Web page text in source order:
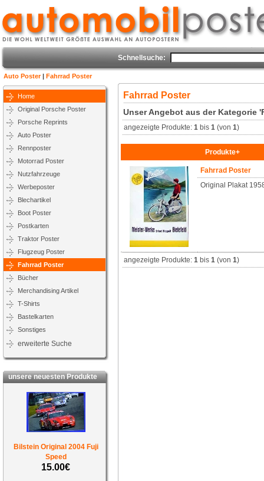
Schnellsuche:
Auto Poster| Fahrrad Poster
Home
Original Porsche Poster
Porsche Reprints
Auto Poster
Rennposter
Motorrad Poster
Nutzfahrzeuge
Werbeposter
Blechartikel
Boot Poster
Postkarten
Traktor Poster
Flugzeug Poster
Fahrrad Poster
Bücher
Merchandising Artikel
T-Shirts
Bastelkarten
Sonstiges
erweiterte Suche
unsere neuesten Produkte
Bilstein Original 2004 Fuji
Speed
15.00€
Fahrrad Poster
Unser Angebot aus der Kategorie
angezeigte Produkte:1 bis1 (von1)
Produkte+
Fahrrad Poster
Original Plakat
angezeigte Produkte:1 bis1 (von1)